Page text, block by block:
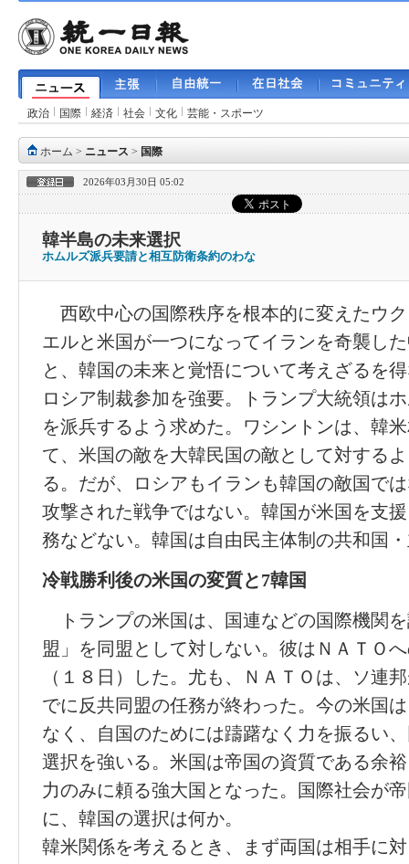
政治 国際 経済 社会 文化 芸能・スポーツ
ホーム > ニュース > 国際
2026年03月30日 05:02
韓半島の未来選択
ホムルズ派兵要請と相互防衛条約のわな
西欧中心の国際秩序を根本的に変えたウ
エルと米国が一つになってイランを奇襲し
と、韓国の未来と覚悟について考えざるを
ロシア制裁参加を強要。トランプ大統領は
を派兵するよう求めた。ワシントンは、韓
て、米国の敵を大韓民国の敵として対する
る。だが、ロシアもイランも韓国の敵国で
攻撃された戦争ではない。韓国が米国を支
務などない。韓国は自由民主体制の共和国
冷戦勝利後の米国の変質と7韓国
トランプの米国は、国連などの国際機関
盟」を同盟として対しない。彼はＮＡＴＯ
（１８日）した。尤も、ＮＡＴＯは、ソ連
でに反共同盟の任務が終わった。今の米国
なく、自国のためには躊躇なく力を振るい
選択を強いる。米国は帝国の資質である余
力のみに頼る強大国となった。国際社会が
に、韓国の選択は何か。
韓米関係を考えるとき、まず両国は相手に